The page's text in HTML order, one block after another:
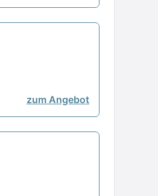
zum Angebot